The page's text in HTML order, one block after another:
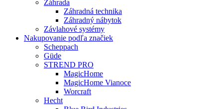
Záhrada
Záhradná technika
Záhradný nábytok
Závlahové systémy
Nakupovanie podľa značiek
Scheppach
Güde
STREND PRO
MagicHome
MagicHome Vianoce
Worcraft
Hecht